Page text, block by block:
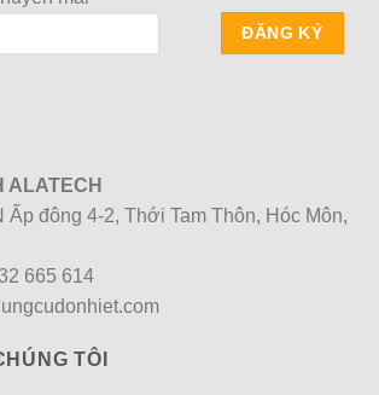
ALATECH
Ấp đông 4-2, Thới Tam Thôn, Hóc Môn,
665 614
TÔI